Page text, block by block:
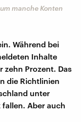
manche Konten
Während bei
Inhalte
zehn Prozent. Das
die Richtlinien
unter
Aber auch